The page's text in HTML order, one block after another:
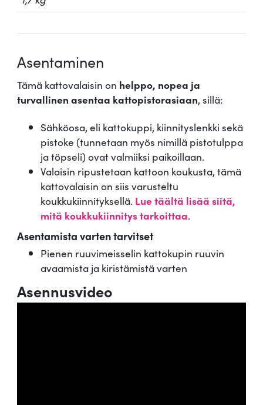
Asentaminen
Tämä kattovalaisin on helppo, nopea ja
turvallinen asentaa kattopistorasiaan, sillä:
Sähköosa, eli kattokuppi, kiinnityslenkki sekä
pistoke (tunnetaan myös nimillä pistotulppa
ja töpseli) ovat valmiiksi paikoillaan.
Valaisin ripustetaan kattoon koukusta, tämä
kattovalaisin on siis varusteltu
koukkukiinnityksellä. Lue täältä lisää siitä,
mitä koukkukiinnitys tarkoittaa.
Asentamista varten tarvitset
Pienen ruuvimeisselin kattokupin ruuvin
avaamista ja kiristämistä varten
Asennusvideo